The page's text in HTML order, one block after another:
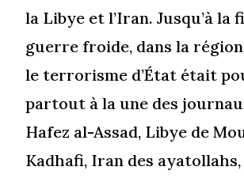
la Libye et l’Iran. Jusqu’à la
guerre froide, dans la région
le terrorisme d’État était
partout à la une des
Hafez al-Assad, Libye de
Kadhafi, Iran des